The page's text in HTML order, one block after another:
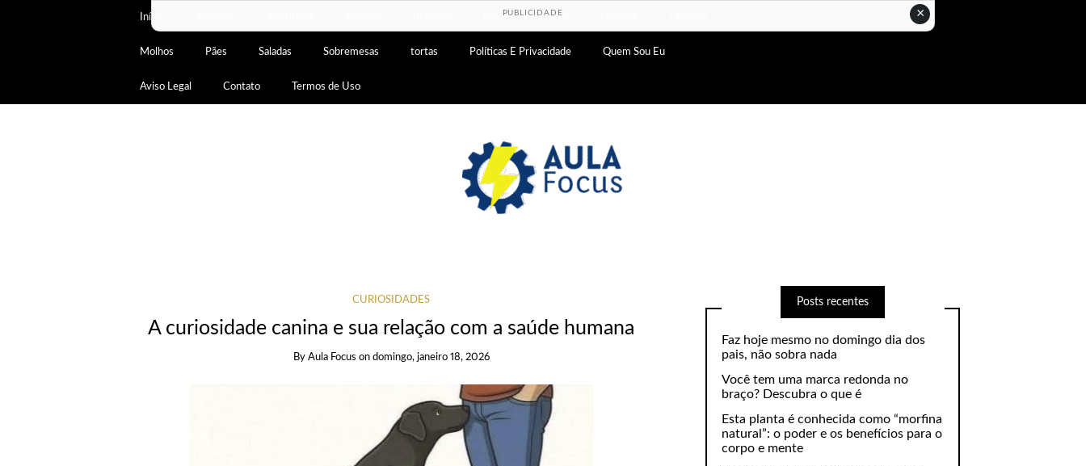
Início Bolos Doces
Molhos Pães Saladas Sobremesas tortas Políticas E Privacidade Quem Sou Eu
Aviso Legal Contato Termos de Uso
CURIOSIDADES
A curiosidade canina e sua relação com a saúde humana
By Aula Focus on domingo, janeiro 18, 2026
Posts recentes
Faz hoje mesmo no domingo dia dos
pais, não sobra nada
Você tem uma marca redonda no
braço? Descubra o que é
Esta planta é conhecida como “morfina
natural”: o poder e os benefícios para o
corpo e mente
×
PUBLICIDADE